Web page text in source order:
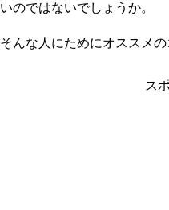
いのではないでしょうか。
そんな人にためにオススメ
ス